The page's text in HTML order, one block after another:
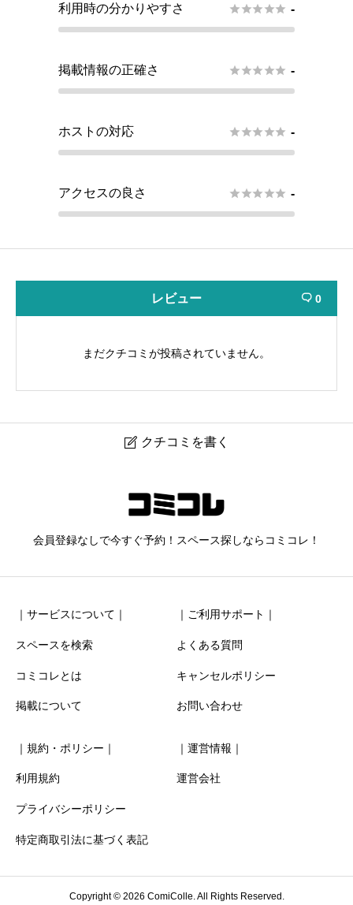
利用時の分かりやすさ  -
掲載情報の正確さ  -
ホストの対応  -
アクセスの良さ  -
レビュー  0
まだクチコミが投稿されていません。
 クチコミを書く
ニックネーム 任意
清潔感
お得感
星の数をお選びください
利用時の分かりやすさ 必須
会員登録なしで今すぐ予約！スペース探しならコミコレ！
｜サービスについて｜
スペースを検索
コミコレとは
掲載について
｜ご利用サポート｜
よくある質問
キャンセルポリシー
お問い合わせ
｜規約・ポリシー｜
利用規約
プライバシーポリシー
特定商取引法に基づく表記
｜運営情報｜
運営会社
Copyright © 2026 ComiColle. All Rights Reserved.